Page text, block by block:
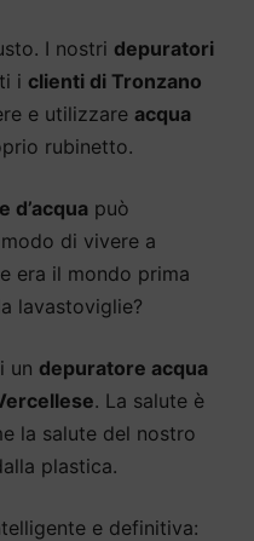
I nostri depuratori
i clienti di Tronzano
e utilizzare acqua
rubinetto.
d’acqua può
di vivere a
era il mondo prima
lavastoviglie?
un depuratore acqua
. La salute è
la salute del nostro
plastica.
e definitiva: